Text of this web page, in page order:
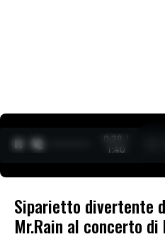
0:30 /
1:40
Siparietto divertente
Mr.Rain al concerto